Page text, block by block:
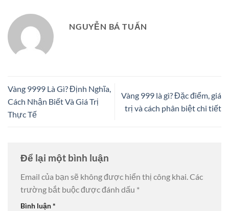
NGUYỄN BÁ TUẤN
Vàng 9999 Là Gì? Định Nghĩa,
Cách Nhận Biết Và Giá Trị
Thực Tế
Vàng 999 là gì? Đặc điểm, giá
trị và cách phân biệt chi tiết
Để lại một bình luận
Email của bạn sẽ không được hiển thị công khai.Các
trường bắt buộc được đánh dấu *
Bình luận*